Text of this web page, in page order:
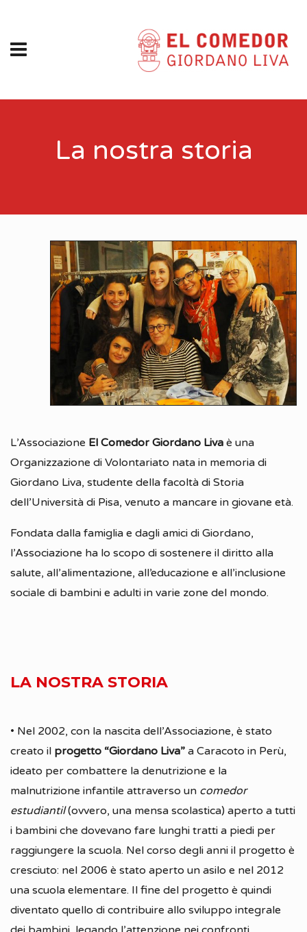
La nostra storia
L’Associazione El Comedor Giordano Liva è una
Organizzazione di Volontariato nata in memoria di
Giordano Liva, studente della facoltà di Storia
dell’Università di Pisa, venuto a mancare in giovane età.
Fondata dalla famiglia e dagli amici di Giordano,
l’Associazione ha lo scopo di sostenere il diritto alla
salute, all’alimentazione, all’educazione e all’inclusione
sociale di bambini e adulti in varie zone del mondo.
LA NOSTRA STORIA
• Nel 2002, con la nascita dell’Associazione, è stato
creato il progetto “Giordano Liva” a Caracoto in Perù,
ideato per combattere la denutrizione e la
malnutrizione infantile attraverso un comedor
estudiantil(ovvero, una mensa scolastica) aperto a tutti
i bambini che dovevano fare lunghi tratti a piedi per
raggiungere la scuola. Nel corso degli anni il progetto è
cresciuto: nel 2006 è stato aperto un asilo e nel 2012
una scuola elementare. Il fine del progetto è quindi
diventato quello di contribuire allo sviluppo integrale